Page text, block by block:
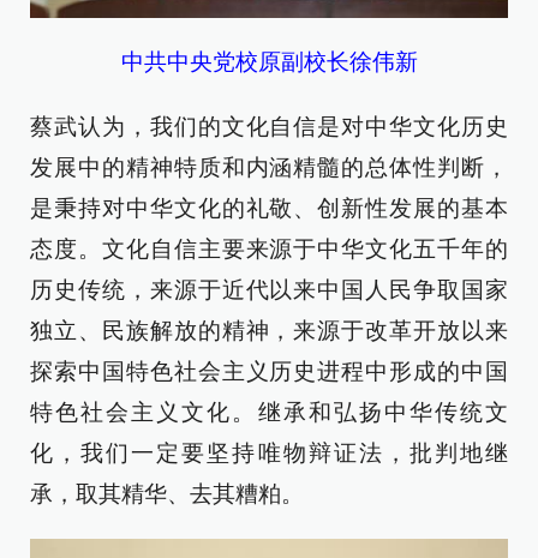
中共中央党校原副校长徐伟新
蔡武认为，我们的文化自信是对中华文化历史
发展中的精神特质和内涵精髓的总体性判断，
是秉持对中华文化的礼敬、创新性发展的基本
态度。文化自信主要来源于中华文化五千年的
历史传统，来源于近代以来中国人民争取国家
独立、民族解放的精神，来源于改革开放以来
探索中国特色社会主义历史进程中形成的中国
特色社会主义文化。继承和弘扬中华传统文
化，我们一定要坚持唯物辩证法，批判地继
承，取其精华、去其糟粕。